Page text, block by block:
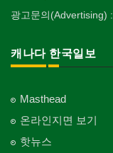
광고문의(Advertising) :
캐나다 한국일보
Masthead
온라인지면 보기
핫뉴스